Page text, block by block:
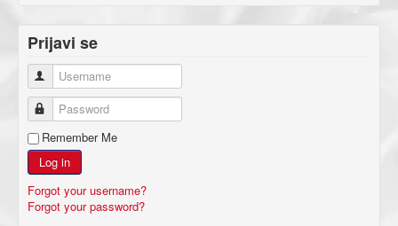
Prijavi se
Username
Password
Remember Me
Log in
Forgot your username?
Forgot your password?